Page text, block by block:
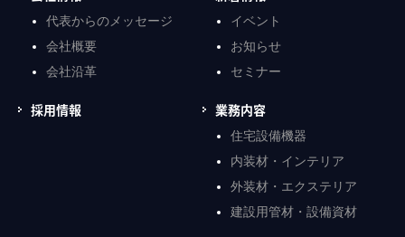
代表からのメッセージ
会社概要
会社沿革
イベント
お知らせ
セミナー
採用情報 業務内容
住宅設備機器
内装材・インテリア
外装材・エクステリア
建設用管材・設備資材